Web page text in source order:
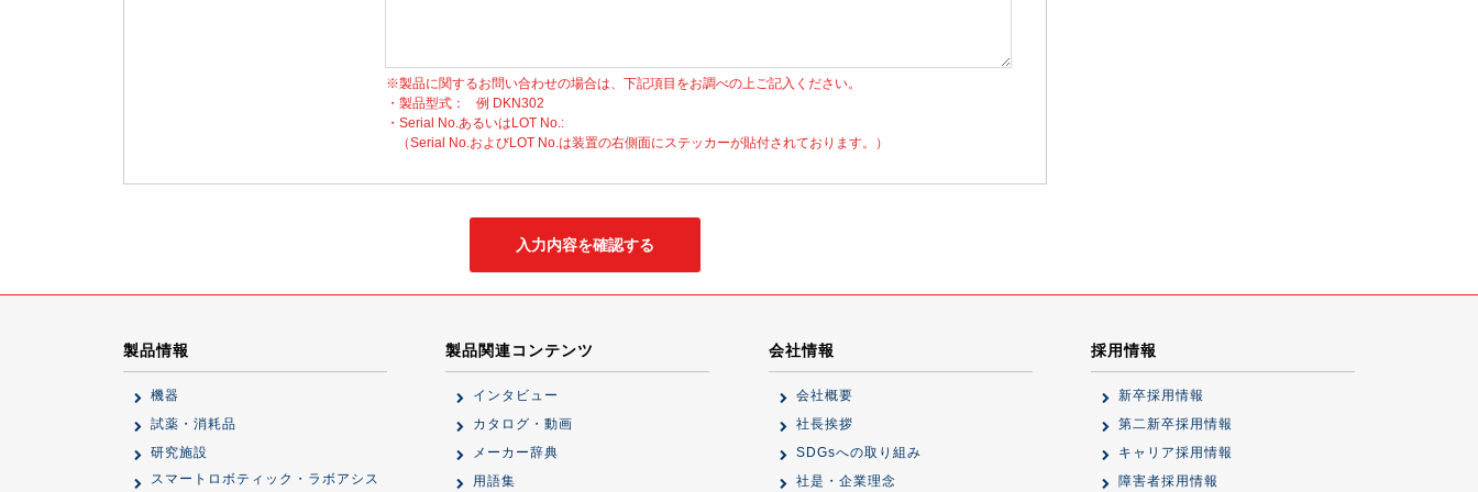
※製品に関するお問い合わせの場合は、下記項目をお調べの上ご記入ください。
・製品型式：
例 DKN302
・Serial No.あるいはLOT No.:
（Serial No.およびLOT No.は装置の右側面にステッカーが貼付されております。）
製品情報
機器
試薬・消耗品
研究施設
スマートロボティック・ラボアシス
製品関連コンテンツ
インタビュー
カタログ・動画
メーカー辞典
用語集
会社情報
会社概要
社長挨拶
SDGsへの取り組み
社是・企業理念
採用情報
新卒採用情報
第二新卒採用情報
キャリア採用情報
障害者採用情報